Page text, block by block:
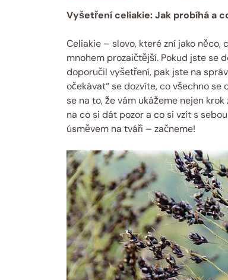
Vyšetření celiakie: Jak probíhá a
Celiakie – slovo, které zní jako
mnohem prozaičtější. Pokud jste se
doporučil vyšetření, pak jste na
očekávat“ se dozvíte, co všechno
se na to, že vám ukážeme nejen
na co si dát pozor a co si vzít s
úsměvem na tváři – začneme!